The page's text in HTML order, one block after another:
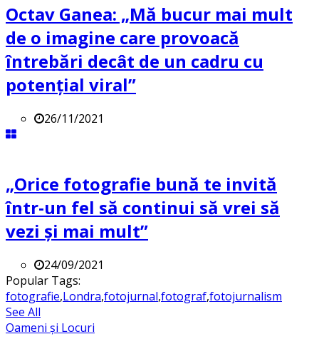
Octav Ganea: „Mă bucur mai mult
de o imagine care provoacă
întrebări decât de un cadru cu
potenţial viral”
26/11/2021
„Orice fotografie bună te invită
într-un fel să continui să vrei să
vezi și mai mult”
24/09/2021
Popular Tags:
fotografie,Londra,fotojurnal,fotograf,fotojurnalism
See All
Oameni și Locuri